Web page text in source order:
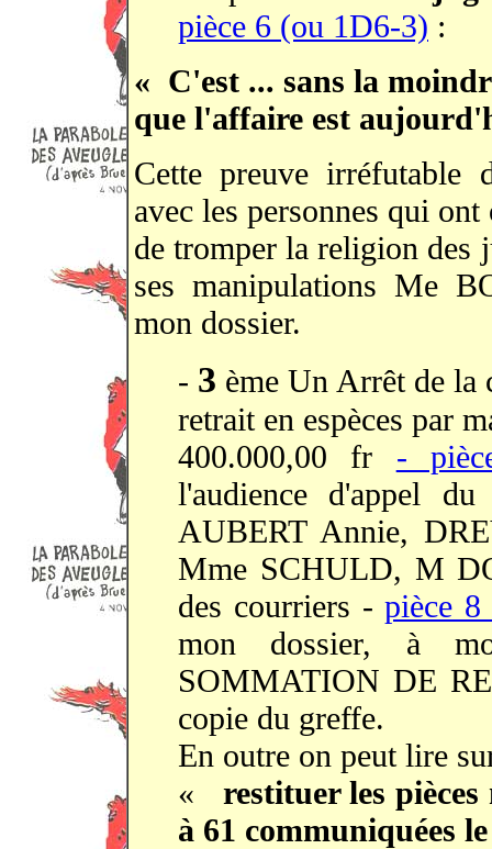
pièce 6 (ou 1D6-3) :
« C'est ... sans la
que l'affaire est
Cette preuve irréfutable
avec les personnes qui
de tromper la religion des
ses manipulations Me
mon dossier.
- 3 ème Un Arrêt de
retrait en espèces par
400.000,00 fr -
l'audience d'appel
AUBERT Annie,
Mme SCHULD, M
des courriers -pièce
mon dossier, à
SOMMATION DE
copie du greffe.
En outre on peut lire
«
restituer les pièces
à 61 communiquées